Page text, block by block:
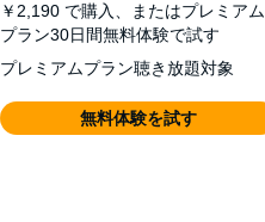
￥2,190 で購入、またはプレミアム
プラン30日間無料体験で試す
プレミアムプラン聴き放題対象
無料体験を試す